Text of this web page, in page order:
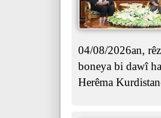
04/08/2026an,
boneya bi dawî
Herêma